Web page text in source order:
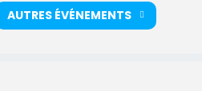
AUTRES ÉVÉNEMENTS